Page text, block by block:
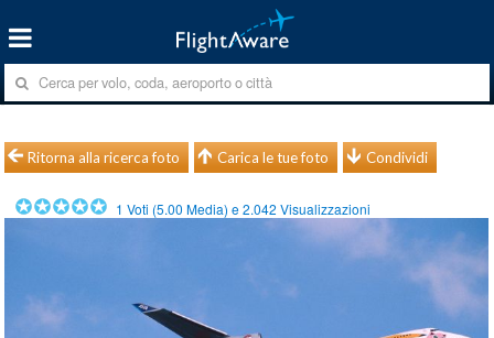
Ritorna alla ricerca foto Carica le tue foto Condividi
1 Voti (5.00 Media) e2.042 Visualizzazioni